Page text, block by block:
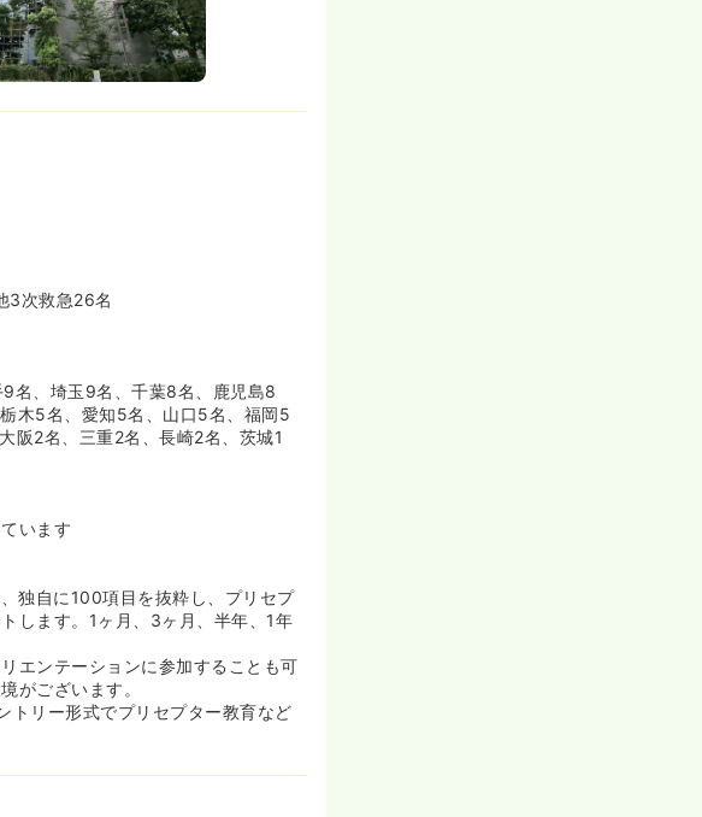
いても働く看護師さんをバックア
しゃいます。
3次救急26名
名、埼玉9名、千葉8名、鹿児島8
木5名、愛知5名、山口5名、福岡5
阪2名、三重2名、長崎2名、茨城1
います
独自に100項目を抜粋し、プリセプ
します。1ヶ月、3ヶ月、半年、1年
エンテーションに参加することも可
がございます。
トリー形式でプリセプター教育など